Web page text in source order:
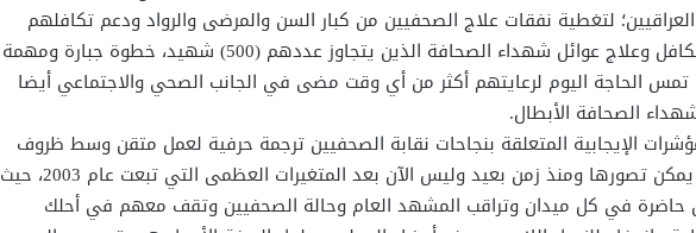
لتغطية نفقات علاج الصحفيين من كبار السن والمرضى والرواد ودعم تكافلهم
الاجتماعي، وكذلك لتكافل وعلاج عوائل شهداء الصحافة الذين يتجاوز عددهم (500) شهيد، خطوة جبارة ومهمة
تمس الحاجة اليوم لرعايتهم أكثر من أي وقت مضى في الجانب الصحي والاجتماعي أيضا
الصحافة الأبطال.
الإيجابية المتعلقة بنجاحات نقابة الصحفيين ترجمة حرفية لعمل متقن وسط ظروف
غاية في الصعوبة لا يمكن تصورها ومنذ زمن بعيد وليس الآن بعد المتغيرات العظمى التي تبعت عام 2003، حيث
حاضرة في كل ميدان وتراقب المشهد العام وحالة الصحفيين وتقف معهم في أحلك